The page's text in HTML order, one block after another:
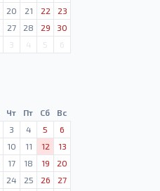
20 21 22
23
27 28 29
30
3 4 5 6
Чт Пт Сб
Вс
3 4 5
6
10 11 12
13
17 18 19
20
24 25 26
27